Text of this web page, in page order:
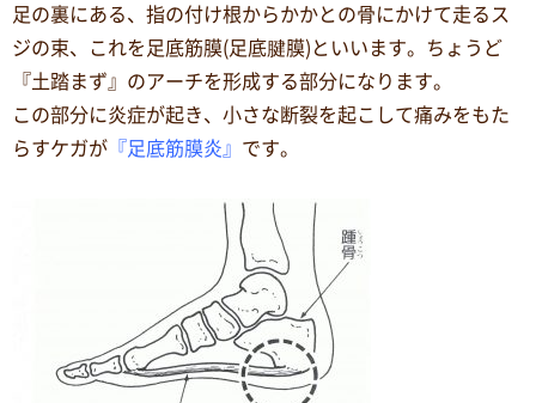
足の裏にある、指の付け根からかかとの骨にかけて走るス
ジの束、これを足底筋膜(足底腱膜)といいます。ちょうど
『土踏まず』のアーチを形成する部分になります。
この部分に炎症が起き、小さな断裂を起こして痛みをもた
らすケガが 『足底筋膜炎』 です。